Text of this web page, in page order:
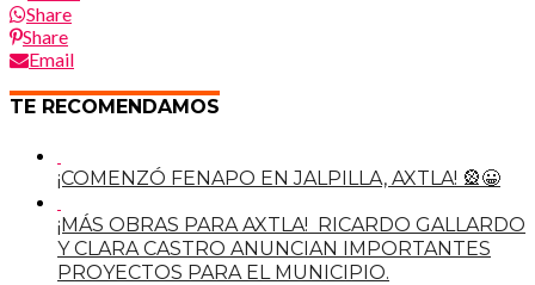
Share
Share
Email
TE RECOMENDAMOS
¡COMENZÓ FENAPO EN JALPILLA, AXTLA! 🎡😀
¡MÁS OBRAS PARA AXTLA! RICARDO GALLARDO
Y CLARA CASTRO ANUNCIAN IMPORTANTES
PROYECTOS PARA EL MUNICIPIO.